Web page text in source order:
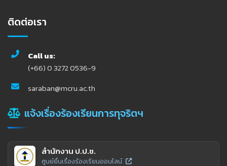
ติดต่อเรา
Call us:
(+66) 0 3272 0536-9
saraban@mcru.ac.th
แจ้งเรื่องร้องเรียนการทุจริตฯ
สำนักงาน ป.ป.ช.
ศูนย์ยื่นเรื่องร้องเรียนออนไลน์